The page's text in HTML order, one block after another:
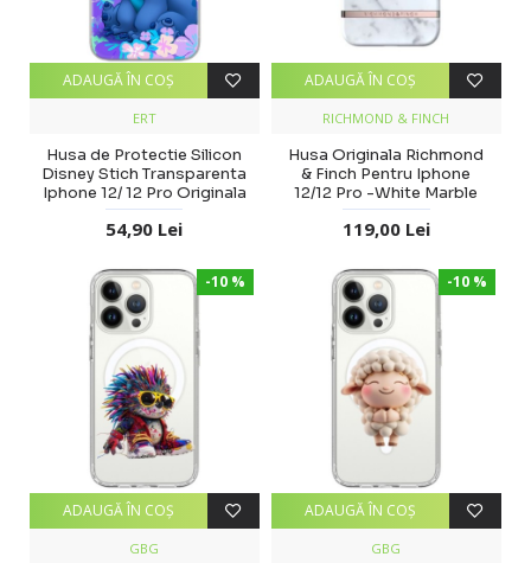
ERT
Husa de Protectie Silicon
Disney Stich Transparenta
Iphone 12/ 12 Pro Originala
54,90 Lei
ADAUGĂ ÎN COŞ
RICHMOND & FINCH
Husa Originala Richmond
& Finch Pentru Iphone
12/12 Pro -White Marble
119,00 Lei
ADAUGĂ ÎN COŞ
-10 %
GBG
ADAUGĂ ÎN COŞ
-10 %
GBG
ADAUGĂ ÎN COŞ